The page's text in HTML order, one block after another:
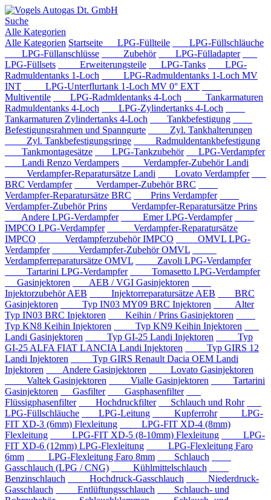
Suche
Alle Kategorien
Alle Kategorien Startseite LPG-Füllteile
LPG-Füllschläuche
LPG-Füllanschlüsse
Zubehör
LPG-Fülladapter
LPG-Füllsets
Erweiterungsteile LPG-Tanks
LPG-
Radmuldentanks 1-Loch
LPG-Radmuldentanks 1-Loch MV
INT
LPG-Unterflurtank 1-Loch MV 0° EXT
Multiventile
LPG-Radmldentanks 4-Loch
Tankarmaturen
Radmuldentanks 4-Loch
LPG-Zylindertanks 4-Loch
Tankarmaturen Zylindertanks 4-Loch
Tankbefestigung
Befestigungsrahmen und Spanngurte
Zyl. Tankhalterungen
Zyl. Tankbefestigungsringe
Radmuldentankbefestigung
Tankmontagesätze
LPG-Tankzubehör
LPG-Verdampfer
Landi Renzo Verdampers
Verdampfer-Zubehör Landi
Verdampfer-Reparatursätze Landi
Lovato Verdampfer
BRC Verdampfer
Verdamper-Zubehör BRC
Verdampfer-Reparatursätze BRC
Prins Verdampfer
Verdampfer-Zubehör Prins
Verdampfer-Reparatursätze Prins
Andere LPG-Verdampfer
Emer LPG-Verdampfer
IMPCO LPG-Verdampfer
Verdampfer-Reparatursätze
IMPCO
Verdampferzubehör IMPCO
OMVL LPG-
Verdampfer
Verdampfer-Zubehör OMVL
Verdampferreparatursätze OMVL
Zavoli LPG-Verdampfer
Tartarini LPG-Verdampfer
Tomasetto LPG-Verdampfer
Gasinjektoren
AEB / VGI Gasinjektoren
Injektorzubehör AEB
Injektorreparatursätze AEB
BRC
Gasinjektoren
Typ IN03 MY09 BRC Injektoren
Alter
Typ IN03 BRC Injektoren
Keihin / Prins Gasinjektoren
Typ KN8 Keihin Injektoren
Typ KN9 Keihin Injektoren
Landi Gasinjektoren
Typ GI-25 Landi Injektoren
Typ
GI-25 ALFA FIAT LANCIA Landi Injektoren
Typ GIRS 12
Landi Injektoren
Typ GIRS Renault Dacia OEM Landi
Injektoren
Andere Gasinjektoren
Lovato Gasinjektoren
Valtek Gasinjektoren
Vialle Gasinjektoren
Tartarini
Gasinjektoren
Gasfilter
Gasphasenfilter
Flüssigphasenfilter
Hochdruckfilter
Schlauch und Rohr
LPG-Füllschläuche
LPG-Leitung Kupferrohr
LPG-
FIT XD-3 (6mm) Flexleitung
LPG-FIT XD-4 (8mm)
Flexleitung
LPG-FIT XD-5 (8-10mm) Flexleitung
LPG-
FIT XD-6 (12mm) LPG-Flexleitung
LPG-Flexleitung Faro
6mm
LPG-Flexleitung Faro 8mm
Schlauch
Gasschlauch (LPG / CNG)
Kühlmittelschlauch
Benzinschlauch
Hochdruck-Gasschlauch
Niederdruck-
Gasschlauch
Entlüftungsschlauch
Schlauch- und